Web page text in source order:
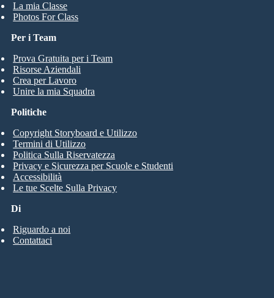
La mia Classe
Photos For Class
Per i Team
Prova Gratuita per i Team
Risorse Aziendali
Crea per Lavoro
Unire la mia Squadra
Di
Riguardo a noi
Contattaci
Politiche
Copyright Storyboard e Utilizzo
Termini di Utilizzo
Politica Sulla Riservatezza
Privacy e Sicurezza per Scuole e Studenti
Accessibilità
Le tue Scelte Sulla Privacy